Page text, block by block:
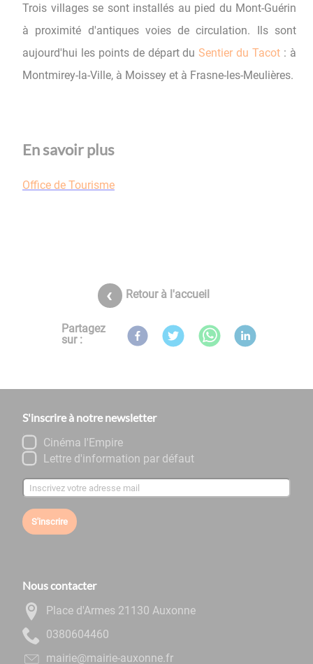
Trois villages se sont installés au pied du Mont-Guérin
à proximité d'antiques voies de circulation. Ils sont
aujourd'hui les points de départ duSentier du Tacot : à
Montmirey-la-Ville, à Moissey et à Frasne-les-Meulières.
En savoir plus
Office de Tourisme
Retour à l'accueil
Partagez
sur :
S'inscrire à notre newsletter
Cinéma l'Empire
Lettre d'information par défaut
S'inscrire
Nous contacter
Place d'Armes 21130 Auxonne
0644060830
rf.ennoxua-eiriam@eiriam